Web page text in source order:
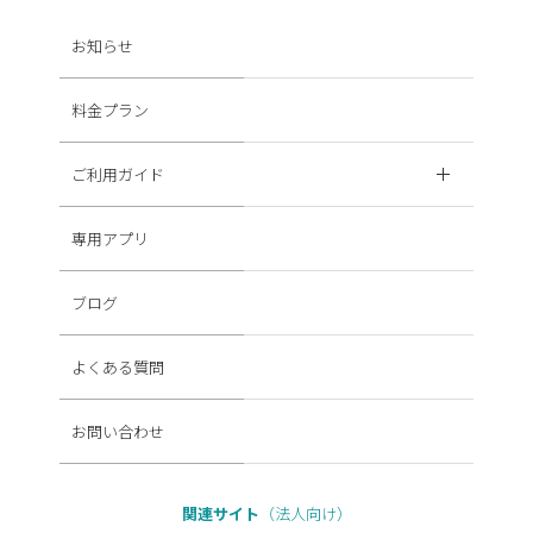
お知らせ
料金プラン
ご利用ガイド
専用アプリ
ブログ
よくある質問
お問い合わせ
関連サイト （法人向け）